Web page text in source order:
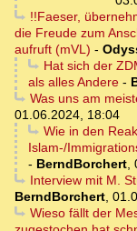
!!Faeser,
die Freude zum
aufruft (mVL) -
Hat sich der
als alles Andere -
Was uns am
01.06.2024, 18:04
Wie in den
Islam-/
- BerndBorchert,
Interview mit M.
BerndBorchert,
Wieso fällt der